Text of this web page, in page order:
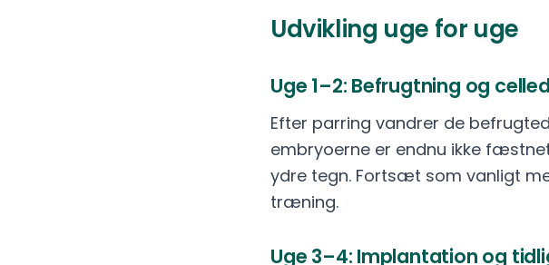
Udvikling uge for uge
Uge 1–2: Befrugtning og
Efter parring vandrer de
embryoerne er endnu ikke
ydre tegn. Fortsæt som vanligt
træning.
Uge 3–4: Implantation og